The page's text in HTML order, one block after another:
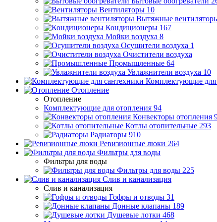
Вентиляторы 10
Вытяжные
Кондиционеры 167
Мойки воздуха 8
Осушители воздуха 1
Очистители воздуха
Промышленные 64
Увлажнители воздуха 10
Комплектующие для
Отопление
Отопление
Комплектующие для отопления 94
Конвекторы отопления
Котлы отопительные 293
Радиаторы 910
Ревизионные люки 264
Фильтры для воды
Фильтры для воды
Фильтры для воды 225
Слив и канализация
Слив и канализация
Гофры и отводы 31
Донные клапаны 189
Душевые лотки 468